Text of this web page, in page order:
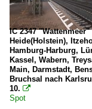
Bahnhöfe (A -
Achern
Ashausen
Bad
2016
2019
IC 2347
Heide(Holstein),
Hamburg-Harburg,
Kassel, Wabern,
Main, Darmstadt,
Bruchsal nach
10. 
Spot